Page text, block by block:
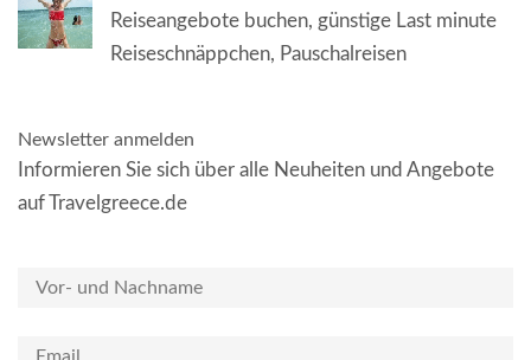
Reiseangebote buchen, günstige Last minute
Reiseschnäppchen, Pauschalreisen
Newsletter anmelden
Informieren Sie sich über alle Neuheiten und Angebote
auf Travelgreece.de